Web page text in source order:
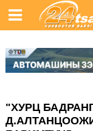
"ХУРЦ